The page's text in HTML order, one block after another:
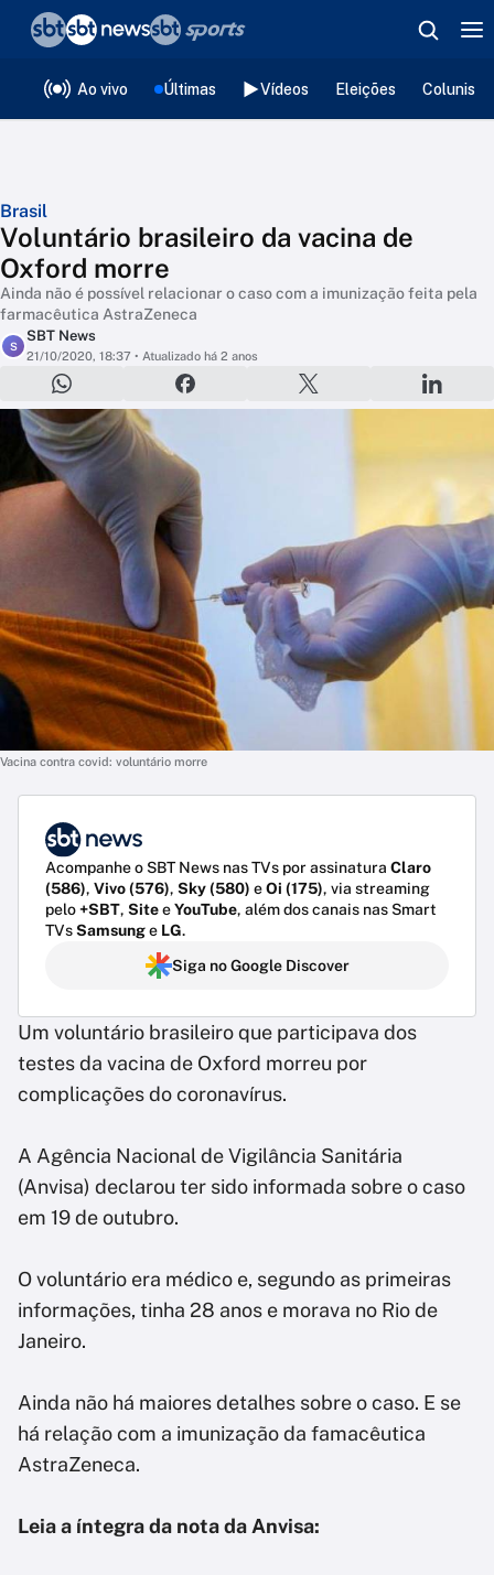
Ao vivo Últimas Vídeos Eleições
Brasil
Voluntário brasileiro da vacina de
Oxford morre
Ainda não é possível relacionar o caso com a imunização feita pela
farmacêutica AstraZeneca
S
SBT News
21/10/2020, 18:37 • Atualizado há 2 anos
Vacina contra covid: voluntário morre
Acompanhe o SBT News nas TVs por assinatura Claro
(586), Vivo (576), Sky (580) eOi (175), via streaming
pelo+SBT, SiteeYouTube, além dos canais nas Smart
TVsSamsunge LG.
Siga no Google Discover
Um voluntário brasileiro que participava dos
testes da vacina de Oxford morreu por
complicações do coronavírus.
A Agência Nacional de Vigilância Sanitária
(Anvisa) declarou ter sido informada sobre o caso
em 19 de outubro.
O voluntário era médico e, segundo as primeiras
informações, tinha 28 anos e morava no Rio de
Janeiro.
Ainda não há maiores detalhes sobre o caso. E se
há relação com a imunização da famacêutica
AstraZeneca.
Leia a íntegra da nota da Anvisa:
❮voltar
Editorias